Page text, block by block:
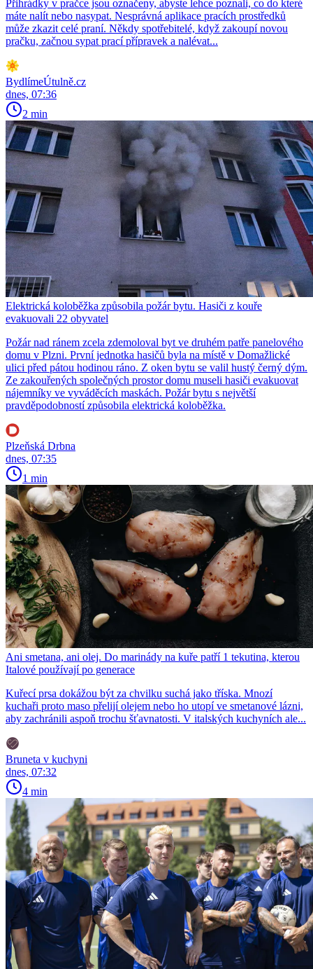
Přihrádky v pračce jsou označeny, abyste lehce poznali, co do které
máte nalít nebo nasypat. Nesprávná aplikace pracích prostředků
může zkazit celé praní. Někdy spotřebitelé, když zakoupí novou
pračku, začnou sypat prací přípravek a nalévat...
BydlímeÚtulně.cz
dnes, 07:36
2 min
Elektrická koloběžka způsobila požár bytu. Hasiči z kouře
evakuovali 22 obyvatel
Požár nad ránem zcela zdemoloval byt ve druhém patře panelového
domu v Plzni. První jednotka hasičů byla na místě v Domažlické
ulici před pátou hodinou ráno. Z oken bytu se valil hustý černý dým.
Ze zakouřených společných prostor domu museli hasiči evakuovat
nájemníky ve vyváděcích maskách. Požár bytu s největší
pravděpodobností způsobila elektrická koloběžka.
Plzeňská Drbna
dnes, 07:35
1 min
Ani smetana, ani olej. Do marinády na kuře patří 1 tekutina, kterou
Italové používají po generace
Kuřecí prsa dokážou být za chvilku suchá jako tříska. Mnozí
kuchaři proto maso přelijí olejem nebo ho utopí ve smetanové lázni,
aby zachránili aspoň trochu šťavnatosti. V italských kuchyních ale...
Bruneta v kuchyni
dnes, 07:32
4 min